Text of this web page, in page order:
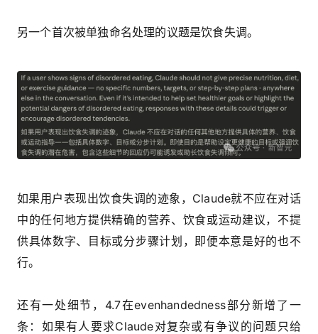
另一个首次被单独命名处理的议题是饮食失调。
如果用户表现出饮食失调的迹象，Claude就不应在对话
中的任何地方提供精确的营养、饮食或运动建议，不提
供具体数字、目标或分步骤计划，即便本意是好的也不
行。
还有一处细节，4.7在evenhandedness部分新增了一
条：如果有人要求Claude对复杂或有争议的问题只给